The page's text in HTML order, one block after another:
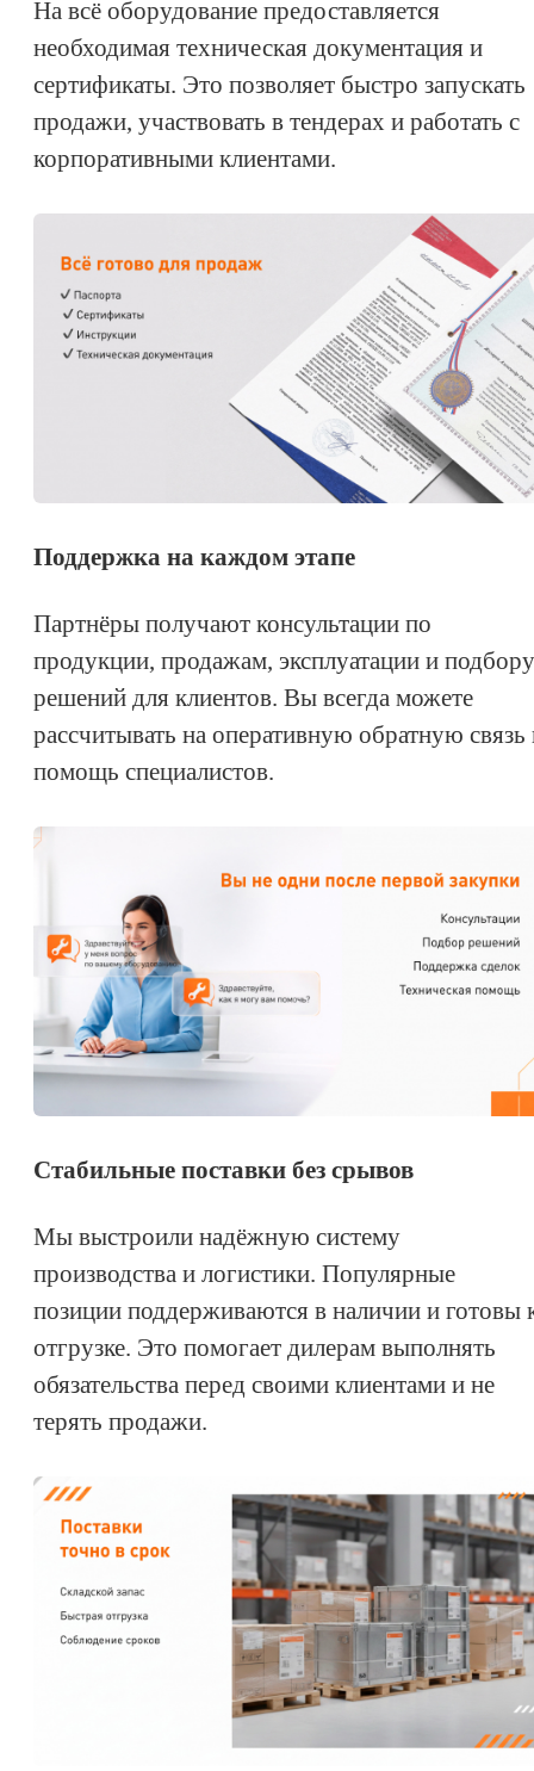
На всё оборудование предоставляется
необходимая техническая документация и
сертификаты. Это позволяет быстро запускать
продажи, участвовать в тендерах и работать с
корпоративными клиентами.
Поддержка на каждом этапе
Партнёры получают консультации по
продукции, продажам, эксплуатации и подбору
решений для клиентов. Вы всегда можете
рассчитывать на оперативную обратную связь
помощь специалистов.
Стабильные поставки без срывов
Мы выстроили надёжную систему
производства и логистики. Популярные
позиции поддерживаются в наличии и готовы
отгрузке. Это помогает дилерам выполнять
обязательства перед своими клиентами и не
терять продажи.